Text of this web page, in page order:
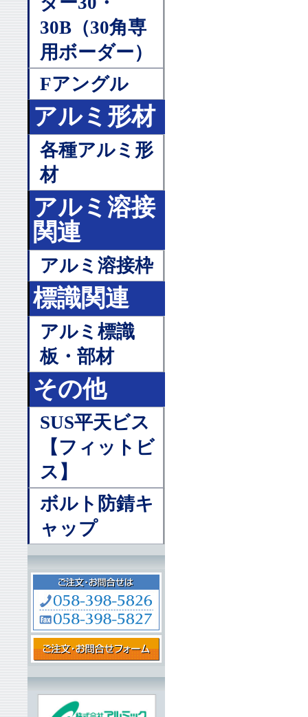
30B（30角専
用ボーダー）
Fアングル
アルミ形材
各種アルミ形
材
アルミ溶接
関連
アルミ溶接枠
標識関連
アルミ標識
板・部材
その他
SUS平天ビス
【フィットビ
ス】
ボルト防錆キ
ャップ